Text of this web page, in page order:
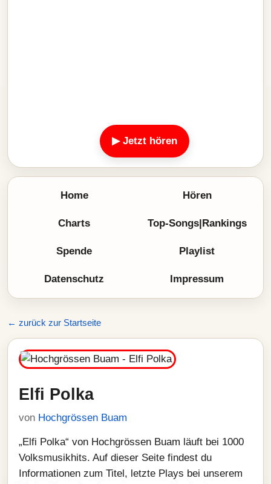
▶ Jetzt hören
Home Hören
Charts Top-Songs|Rankings
Spende Playlist
Datenschutz Impressum
← zurück zur Startseite
Elfi Polka
von Hochgrössen Buam
„Elfi Polka“ von Hochgrössen Buam läuft bei 1000
Volksmusikhits. Auf dieser Seite findest du
Informationen zum Titel, letzte Plays bei unserem